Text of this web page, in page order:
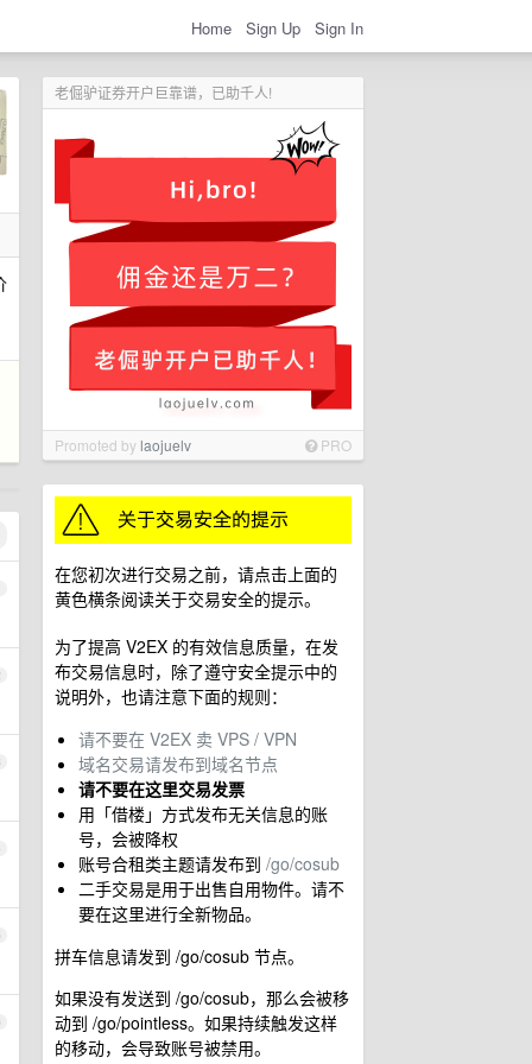
Home Sign Up Sign In
老倔驴证券开户巨靠谱，已助千人!
Promoted bylaojuelv PRO
在您初次进行交易之前，请点击上面的
黄色横条阅读关于交易安全的提示。
为了提高 V2EX 的有效信息质量，在发
布交易信息时，除了遵守安全提示中的
说明外，也请注意下面的规则：
请不要在 V2EX 卖 VPS / VPN
域名交易请发布到域名节点
请不要在这里交易发票
用「借楼」方式发布无关信息的账
号，会被降权
账号合租类主题请发布到 /go/cosub
二手交易是用于出售自用物件。请不
要在这里进行全新物品。
拼车信息请发到 /go/cosub 节点。
如果没有发送到 /go/cosub，那么会被移
动到 /go/pointless。如果持续触发这样
的移动，会导致账号被禁用。